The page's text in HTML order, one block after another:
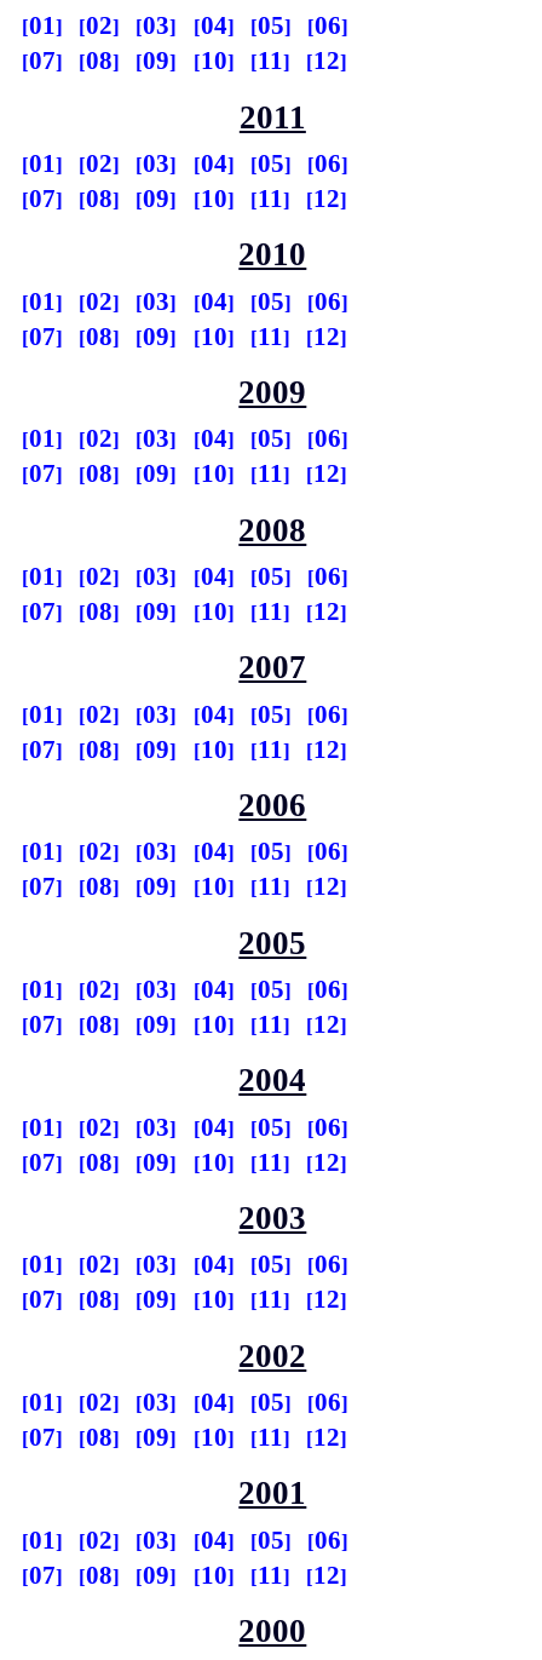
01 02 03 04 05
06
07
08 09 10 11 12
2011
01 02 03 04 05
06
07
08 09 10 11 12
2010
01 02 03 04 05
06
07
08 09 10 11 12
2009
01 02 03 04 05
06
07
08 09 10 11 12
2008
01 02 03 04 05
06
07
08 09 10 11 12
2007
01 02 03 04 05
06
07
08 09 10 11 12
2006
01 02 03 04 05
06
07
08 09 10 11 12
2005
01 02 03 04 05
06
07
08 09 10 11 12
2004
01 02 03 04 05
06
07
08 09 10 11 12
2003
01 02 03 04 05
06
07
08 09 10 11 12
2002
01 02 03 04 05
06
07
08 09 10 11 12
2001
01 02 03 04 05
06
07
08 09 10 11 12
2000